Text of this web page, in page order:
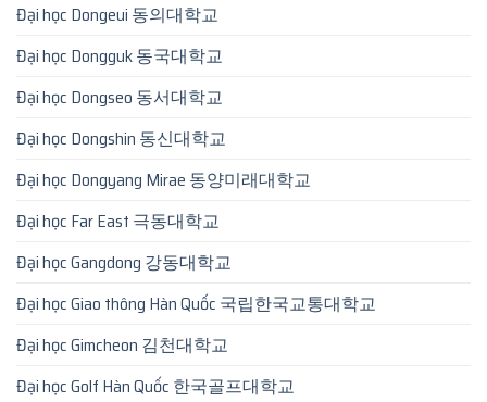
Đại học Dongeui 동의대학교
Đại học Dongguk 동국대학교
Đại học Dongseo 동서대학교
Đại học Dongshin 동신대학교
Đại học Dongyang Mirae 동양미래대학교
Đại học Far East 극동대학교
Đại học Gangdong 강동대학교
Đại học Giao thông Hàn Quốc 국립한국교통대학교
Đại học Gimcheon 김천대학교
Đại học Golf Hàn Quốc 한국골프대학교